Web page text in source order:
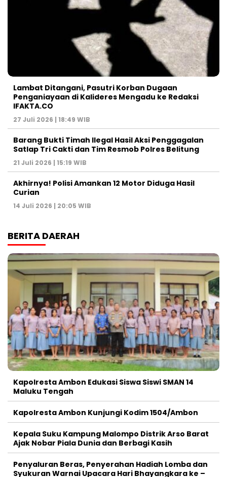
Lambat Ditangani, Pasutri Korban Dugaan
Penganiayaan di Kalideres Mengadu ke Redaksi
IFAKTA.CO
27 Juli 2026 | 18:49 WIB
Barang Bukti Timah Ilegal Hasil Aksi Penggagalan
Satlap Tri Cakti dan Tim Resmob Polres Belitung
21 Juli 2026 | 15:19 WIB
Akhirnya! Polisi Amankan 12 Motor Diduga Hasil
Curian
14 Juli 2026 | 20:05 WIB
BERITA DAERAH
Kapolresta Ambon Edukasi Siswa Siswi SMAN 14
Maluku Tengah
Kapolresta Ambon Kunjungi Kodim 1504/Ambon
Kepala Suku Kampung Malompo Distrik Arso Barat
Ajak Nobar Piala Dunia dan Berbagi Kasih
Penyaluran Beras, Penyerahan Hadiah Lomba dan
Syukuran Warnai Upacara Hari Bhayangkara ke –